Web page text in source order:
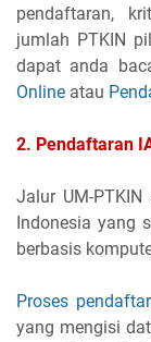
pendaftaran,
jumlah PTKIN
dapat anda
Online atau
2. Pendaftaran
Jalur UM-
Indonesia yang
berbasis
Proses
yang mengisi